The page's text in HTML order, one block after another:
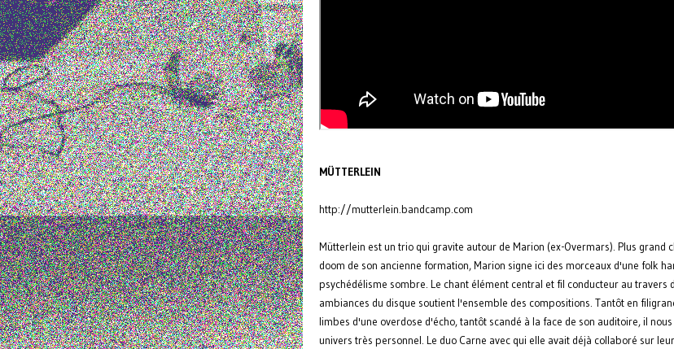
MÜTTERLEIN
http://mutterlein.bandcamp.com
Mütterlein est un trio qui gravite autour de Marion (ex-Overmars). Plus grand
doom de son ancienne formation, Marion signe ici des morceaux d'une folk
psychédélisme sombre. Le chant élément central et fil conducteur au travers
ambiances du disque soutient l'ensemble des compositions. Tantôt en
limbes d'une overdose d'écho, tantôt scandé à la face de son auditoire, il
univers très personnel. Le duo Carne avec qui elle avait déjà collaboré sur